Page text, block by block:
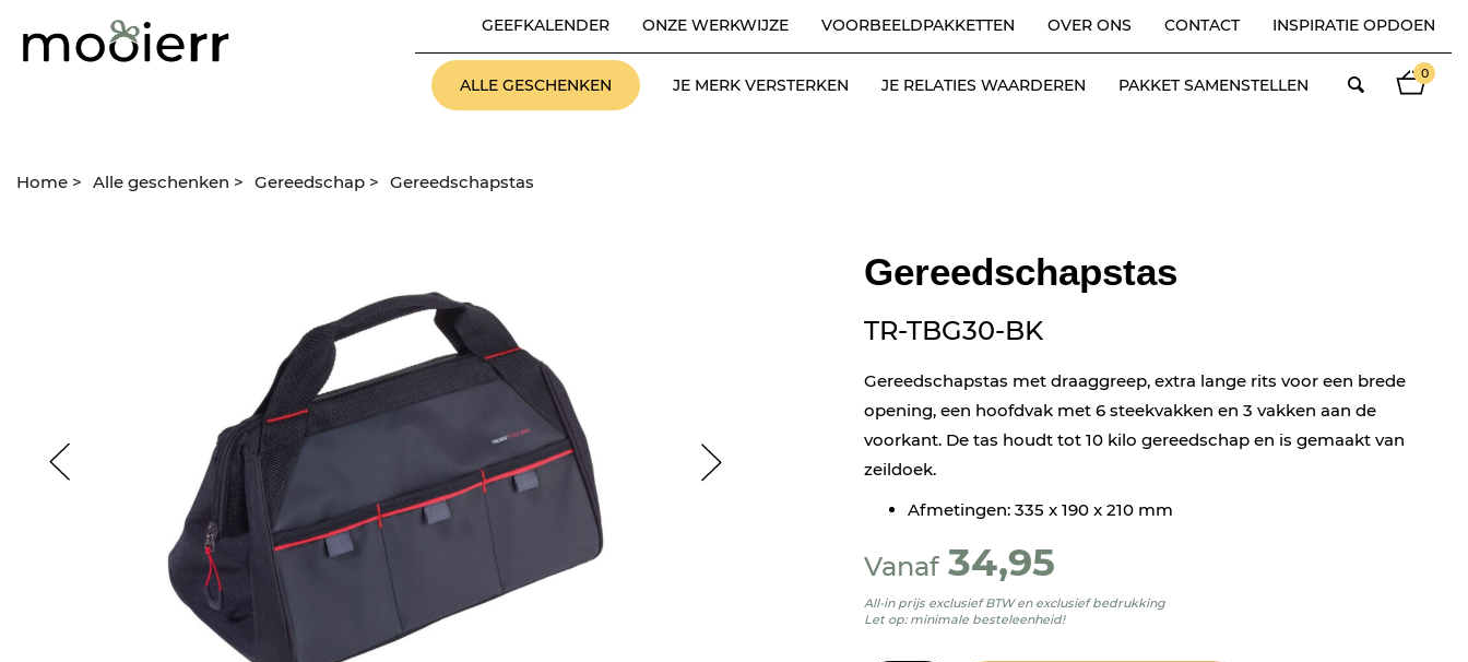
GEEFKALENDER ONZE WERKWIJZE VOORBEELDPAKKETTEN OVER ONS CONTACT INSPIRATIE OPDOEN
ALLE GESCHENKEN JE MERK VERSTERKEN JE RELATIES WAARDEREN PAKKET SAMENSTELLEN
0
Home > Alle geschenken > Gereedschap > Gereedschapstas
Gereedschapstas
TR-TBG30-BK
Gereedschapstas met draaggreep, extra lange rits voor een brede
opening, een hoofdvak met 6 steekvakken en 3 vakken aan de
voorkant. De tas houdt tot 10 kilo gereedschap en is gemaakt van
zeildoek.
Afmetingen: 335 x 190 x 210 mm
Vanaf 34,95
All-in prijs exclusief BTW en exclusief bedrukking
Let op: minimale besteleenheid!